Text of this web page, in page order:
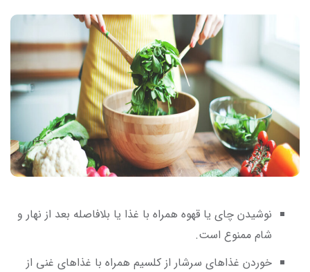
نوشیدن چای یا قهوه همراه با غذا یا بلافاصله بعد از نهار و
شام ممنوع است.
خوردن غذاهای سرشار از کلسیم همراه با غذاهای غنی از